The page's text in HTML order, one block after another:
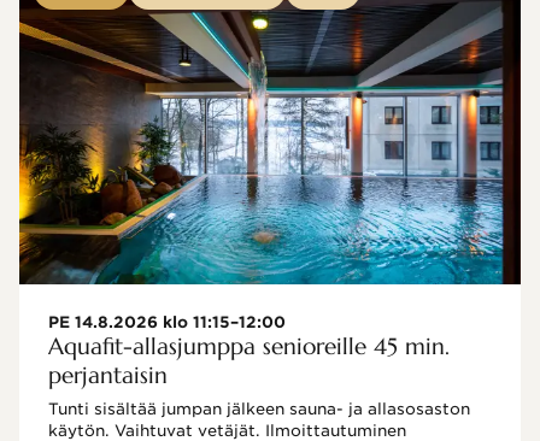
PE 14.8.2026 klo 11:15–12:00
Aquafit-allasjumppa senioreille 45 min.
perjantaisin
Tunti sisältää jumpan jälkeen sauna- ja allasosaston
käytön. Vaihtuvat vetäjät. Ilmoittautuminen